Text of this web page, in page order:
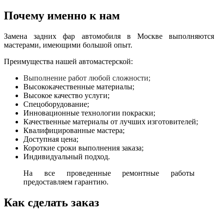
Почему именно к нам
Замена задних фар автомобиля в Москве выполняются
мастерами, имеющими большой опыт.
Преимущества нашей автомастерской:
Выполнение работ любой сложности;
Высококачественные материалы;
Высокое качество услуги;
Спецоборудование;
Инновационные технологии покраски;
Качественные материалы от лучших изготовителей;
Квалифицированные мастера;
Доступная цена;
Короткие сроки выполнения заказа;
Индивидуальный подход.
На все проведенные ремонтные работы
предоставляем гарантию.
Как сделать заказ